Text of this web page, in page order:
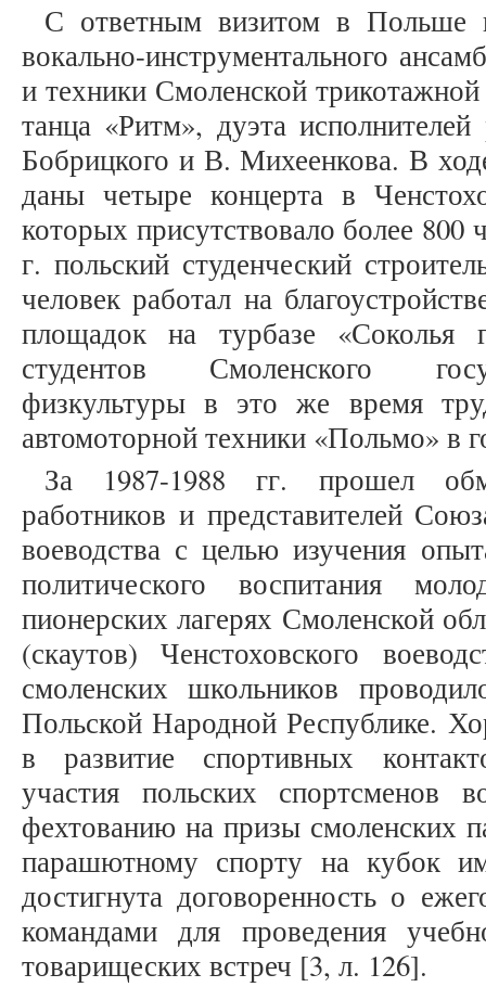
С ответным визитом в Польше
вокально-инструментального
и техники Смоленской
танца «Ритм», дуэта
Бобрицкого и В. Михеенкова. В
даны четыре концерта в
которых присутствовало более 800
г. польский студенческий
человек работал на
площадок на турбазе «Соколья
студентов Смоленского
физкультуры в это же время
автомоторной техники «Польмо» в
За 1987-1988 гг. прошел
работников и представителей
воеводства с целью изучения
политического воспитания
пионерских лагерях Смоленской
(скаутов) Ченстоховского
смоленских школьников
Польской Народной Республике.
в развитие спортивных
участия польских спортсменов
фехтованию на призы смоленских
парашютному спорту на кубок
достигнута договоренность о
командами для проведения
товарищеских встреч [3, л. 126].